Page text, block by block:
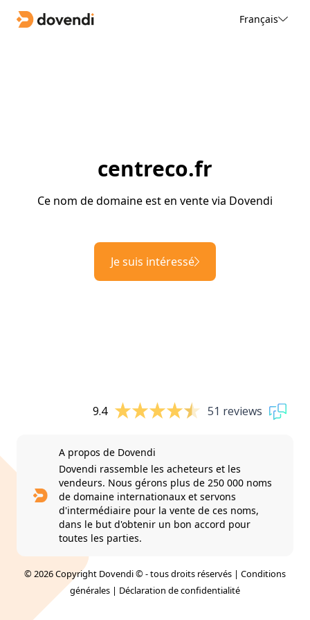
Français
centreco.fr
Ce nom de domaine est en vente via Dovendi
Je suis intéressé
9.4 51 reviews
A propos de Dovendi
Dovendi rassemble les acheteurs et les
vendeurs. Nous gérons plus de 250 000 noms
de domaine internationaux et servons
d'intermédiaire pour la vente de ces noms,
dans le but d'obtenir un bon accord pour
toutes les parties.
© 2026 Copyright Dovendi © - tous droits réservés | Conditions
générales | Déclaration de confidentialité